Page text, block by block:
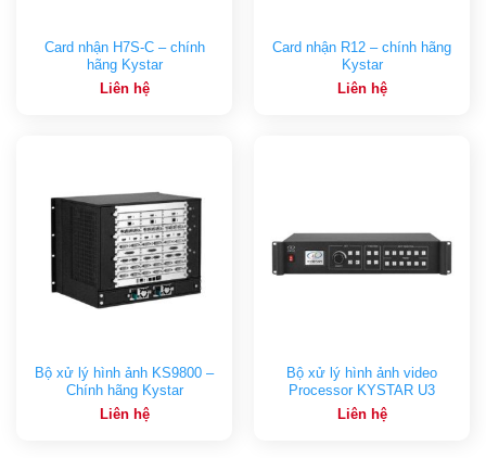
Card nhận H7S-C – chính
hãng Kystar
Liên hệ
Card nhận R12 – chính hãng
Kystar
Liên hệ
Bộ xử lý hình ảnh KS9800 –
Chính hãng Kystar
Liên hệ
Bộ xử lý hình ảnh video
Processor KYSTAR U3
Liên hệ